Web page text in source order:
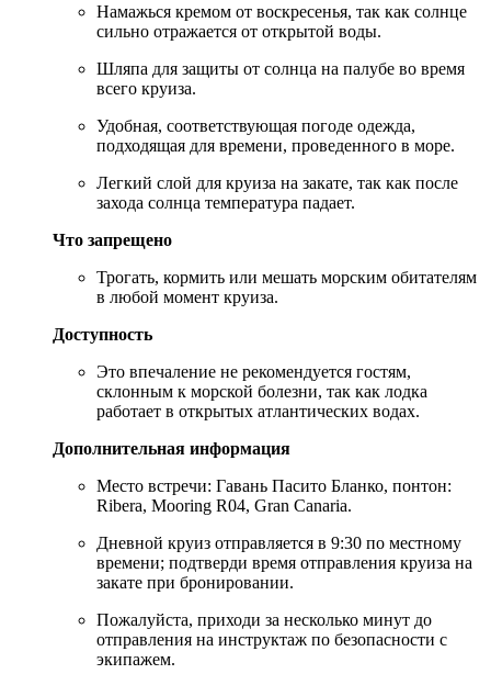
Намажься кремом от воскресенья, так как солнце
сильно отражается от открытой воды.
Шляпа для защиты от солнца на палубе во время
всего круиза.
Удобная, соответствующая погоде одежда,
подходящая для времени, проведенного в море.
Легкий слой для круиза на закате, так как после
захода солнца температура падает.
Что запрещено
Трогать, кормить или мешать морским обитателям
в любой момент круиза.
Доступность
Это впечаление не рекомендуется гостям,
склонным к морской болезни, так как лодка
работает в открытых атлантических водах.
Дополнительная информация
Место встречи: Гавань Пасито Бланко, понтон:
Ribera, Mooring R04, Gran Canaria.
Дневной круиз отправляется в 9:30 по местному
времени; подтверди время отправления круиза на
закате при бронировании.
Пожалуйста, приходи за несколько минут до
отправления на инструктаж по безопасности с
экипажем.